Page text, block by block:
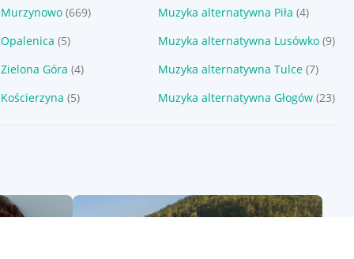
(669) Muzyka alternatywna Piła (4)
(5) Muzyka alternatywna Lusówko (9)
Góra (4) Muzyka alternatywna Tulce (7)
(5) Muzyka alternatywna Głogów (23)